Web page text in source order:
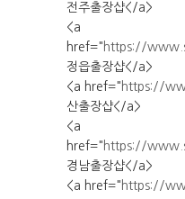
전주출장샵</a>
<a
href=" https://
정읍출장샵</a>
<a href=" https://
산출장샵</a>
<a
href=" https://
경남출장샵</a>
<a href=" https://